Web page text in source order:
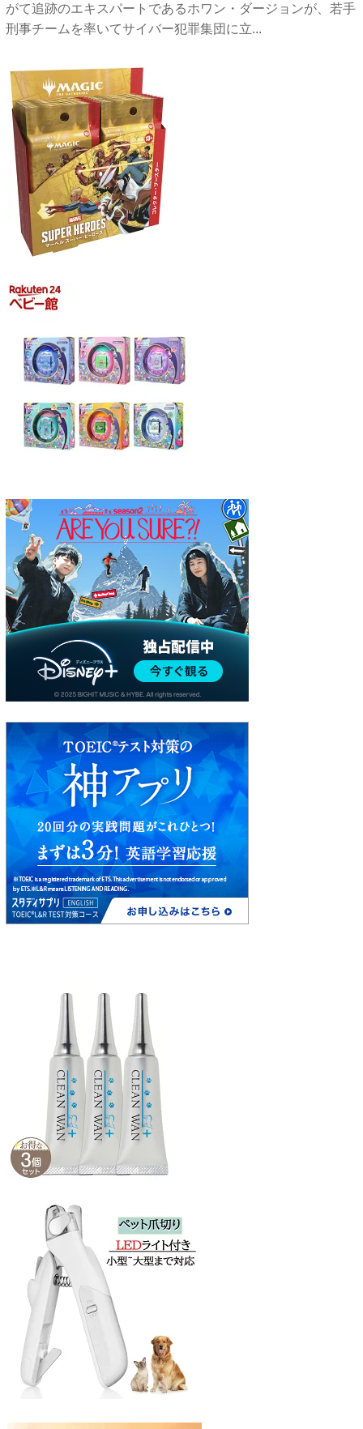
がて追跡のエキスパートであるホワン・ダージョンが、若手
刑事チームを率いてサイバー犯罪集団に立...